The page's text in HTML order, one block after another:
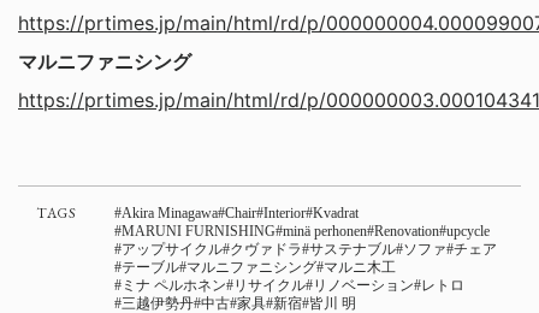
https://prtimes.jp/main/html/rd/p/
マルニファニシング
https://prtimes.jp/main/html/rd/p/
TAGS Akira Minagawa Chair Interior Kvadrat
MARUNI FURNISHING minä perhonen Renovation upcycle
アップサイクル クヴァドラ サステナブル ソファ チェア
テーブル マルニファニシング マルニ木工
ミナ ペルホネン
リサイクル リノベーション レトロ
三越伊勢丹 中古 家具 新宿 皆川 明